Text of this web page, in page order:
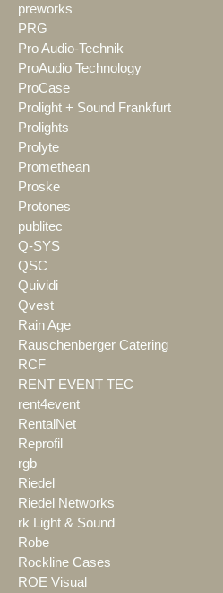
preworks
PRG
Pro Audio-Technik
ProAudio Technology
ProCase
Prolight + Sound Frankfurt
Prolights
Prolyte
Promethean
Proske
Protones
publitec
Q-SYS
QSC
Quividi
Qvest
Rain Age
Rauschenberger Catering
RCF
RENT EVENT TEC
rent4event
RentalNet
Reprofil
rgb
Riedel
Riedel Networks
rk Light & Sound
Robe
Rockline Cases
ROE Visual